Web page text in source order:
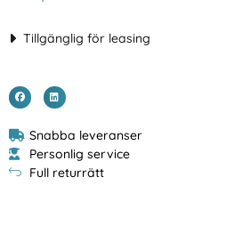
Tillgänglig för leasing
Snabba leveranser
Personlig service
Full returrätt